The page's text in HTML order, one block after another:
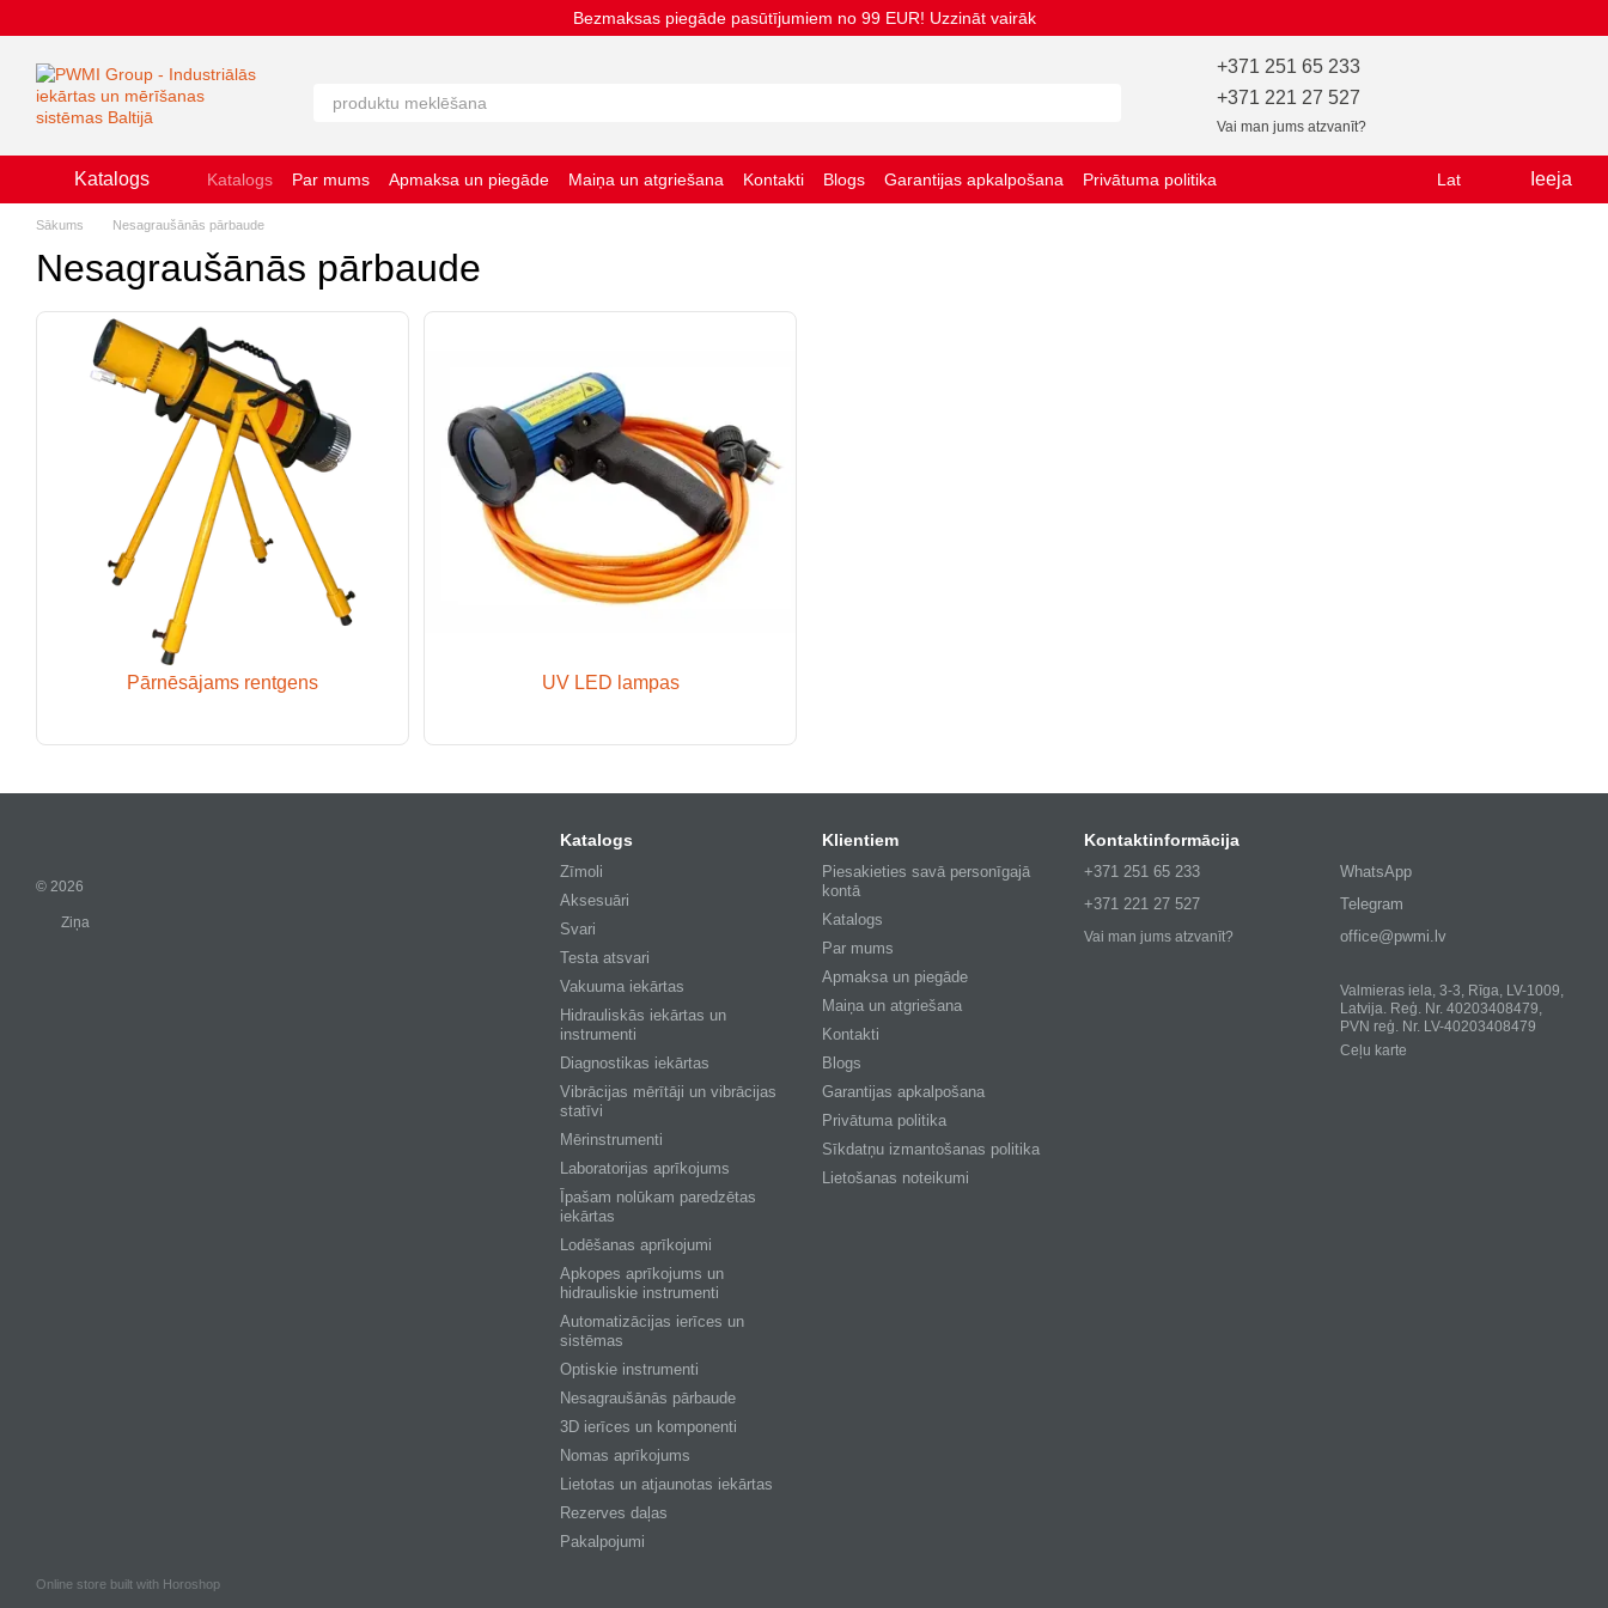
Bezmaksas piegāde pasūtījumiem no 99 EUR! Uzzināt vairāk
+371 251 65 233
+371 221 27 527
Vai man jums atzvanīt?
Katalogs Katalogs Par mums Apmaksa un piegāde Maiņa un atgriešana Kontakti Blogs Garantijas apkalpošana
Privātuma politika
Sīkdatņu izmantošanas politika
Lietošanas noteikumi
Lat Ieeja
Sākums Nesagraušānās pārbaude
Nesagraušānās pārbaude
Pārnēsājams rentgens UV LED lampas
© 2026
Ziņa
Online store built with Horoshop
Katalogs
Zīmoli
Aksesuāri
Svari
Testa atsvari
Vakuuma iekārtas
Hidrauliskās iekārtas un
instrumenti
Diagnostikas iekārtas
Vibrācijas mērītāji un vibrācijas
statīvi
Mērinstrumenti
Laboratorijas aprīkojums
Īpašam nolūkam paredzētas
iekārtas
Lodēšanas aprīkojumi
Apkopes aprīkojums un
hidrauliskie instrumenti
Automatizācijas ierīces un
sistēmas
Optiskie instrumenti
Nesagraušānās pārbaude
3D ierīces un komponenti
Nomas aprīkojums
Lietotas un atjaunotas iekārtas
Rezerves daļas
Pakalpojumi
Klientiem
Piesakieties savā personīgajā
kontā
Katalogs
Par mums
Apmaksa un piegāde
Maiņa un atgriešana
Kontakti
Blogs
Garantijas apkalpošana
Privātuma politika
Sīkdatņu izmantošanas politika
Lietošanas noteikumi
Kontaktinformācija
+371 251 65 233
+371 221 27 527
Vai man jums atzvanīt?
WhatsApp
Telegram
office@pwmi.lv
Valmieras iela, 3-3, Rīga, LV-1009,
Latvija. Reģ. Nr. 40203408479,
PVN reģ. Nr. LV-40203408479
Ceļu karte